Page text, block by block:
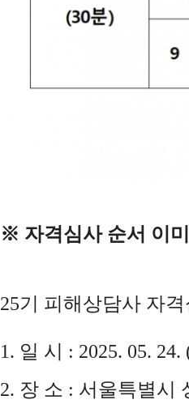
※ 자격심사 순서 이
25기 피해상담사 자
1. 일 시 : 2025. 05. 24.
2. 장 소 : 서울특별시